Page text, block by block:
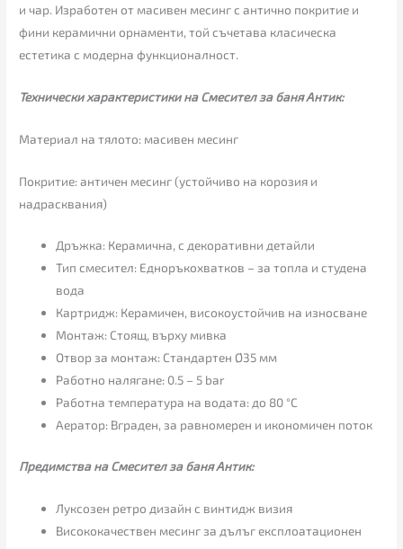
и чар. Изработен от масивен месинг с антично покритие и
фини керамични орнаменти, той съчетава класическа
естетика с модерна функционалност.
Технически характеристики на Смесител за баня Антик:
Материал на тялото: масивен месинг
Покритие: античен месинг (устойчиво на корозия и
надрасквания)
Дръжка: Керамична, с декоративни детайли
Тип смесител: Едноръкохватков – за топла и студена
вода
Картридж: Керамичен, високоустойчив на износване
Монтаж: Стоящ, върху мивка
Отвор за монтаж: Стандартен Ø35 мм
Работно налягане: 0.5 – 5 bar
Работна температура на водата: до 80 °C
Аератор: Вграден, за равномерен и икономичен поток
Предимства на Смесител за баня Антик:
Луксозен ретро дизайн с винтидж визия
Висококачествен месинг за дълъг експлоатационен